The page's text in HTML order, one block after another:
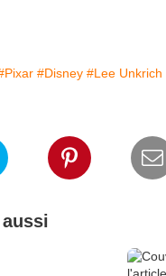
#Disney #Lee Unkrich